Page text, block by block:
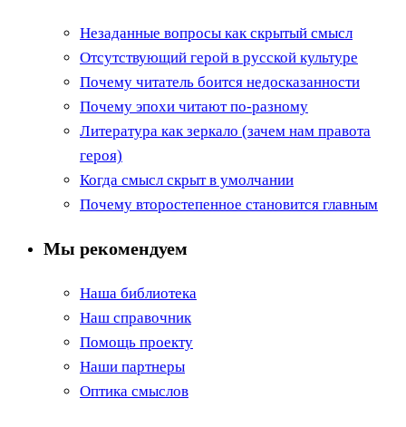
Незаданные вопросы как скрытый смысл
Отсутствующий герой в русской культуре
Почему читатель боится недосказанности
Почему эпохи читают по-разному
Литература как зеркало (зачем нам правота
героя)
Когда смысл скрыт в умолчании
Почему второстепенное становится главным
Мы рекомендуем
Наша библиотека
Наш справочник
Помощь проекту
Наши партнеры
Оптика смыслов